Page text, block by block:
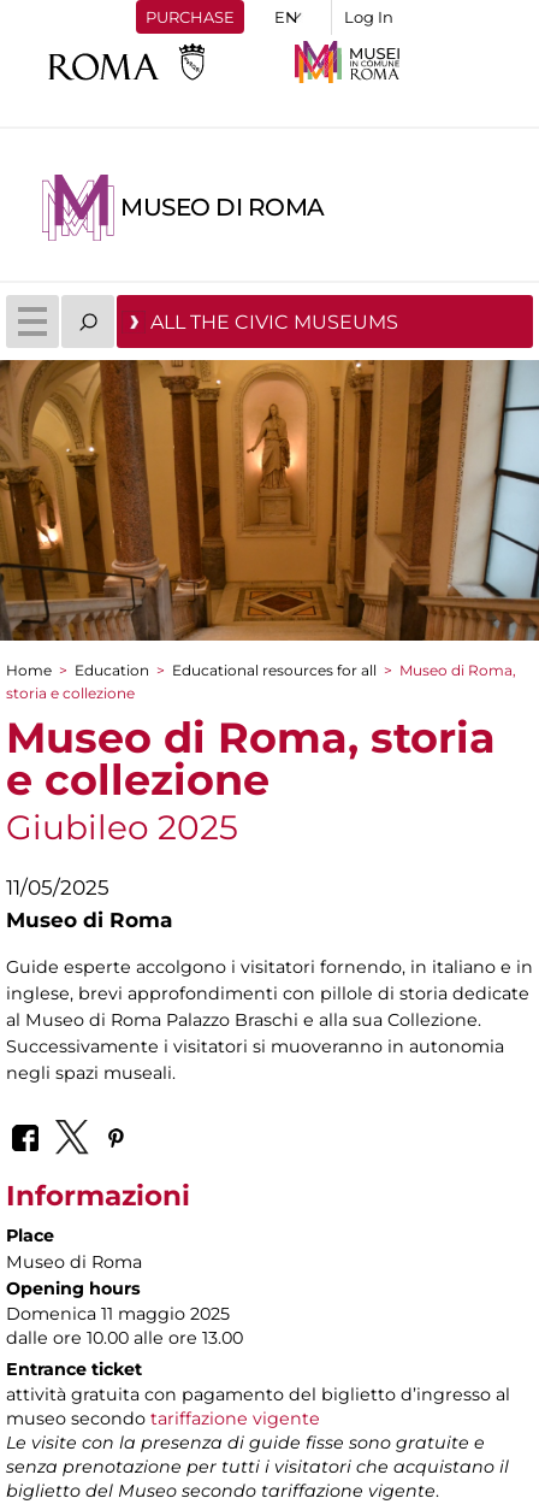
PURCHASE Log In
MUSEO DI ROMA
ALL THE CIVIC MUSEUMS
You are here
Home > Education > Educational resources for all > Museo di Roma,
storia e collezione
Museo di Roma, storia
e collezione
Giubileo 2025
11/05/2025
Museo di Roma
Guide esperte accolgono i visitatori fornendo, in italiano e in
inglese, brevi approfondimenti con pillole di storia dedicate
al Museo di Roma Palazzo Braschi e alla sua Collezione.
Successivamente i visitatori si muoveranno in autonomia
negli spazi museali.
Informazioni
Place
Museo di Roma
Opening hours
Domenica 11 maggio 2025
dalle ore 10.00 alle ore 13.00
Entrance ticket
attività gratuita con pagamento del biglietto d’ingresso al
museo secondo tariffazione vigente
Le visite con la presenza di guide fisse sono gratuite e
senza prenotazione per tutti i visitatori che acquistano il
biglietto del Museo secondo tariffazione vigente.